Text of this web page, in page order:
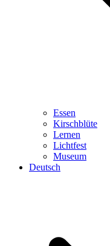
Essen
Kirschblüte
Lernen
Lichtfest
Museum
Deutsch